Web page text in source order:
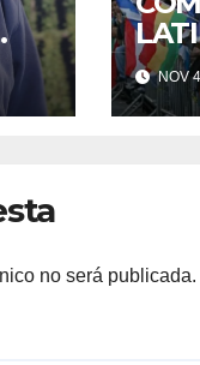
NOV
no será publicada.